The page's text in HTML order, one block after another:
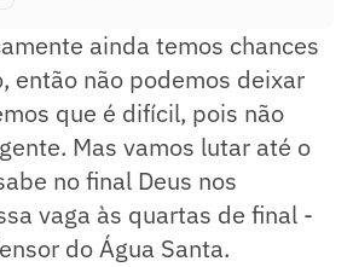
ainda temos chances
então não podemos deixar
que é difícil, pois não
Mas vamos lutar até o
no final Deus nos
vaga às quartas de final -
do Água Santa.